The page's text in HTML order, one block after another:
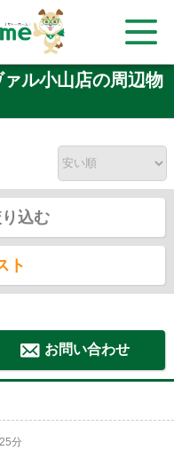
ル小山店の周辺物
込む
ト
お問い合わせ
分